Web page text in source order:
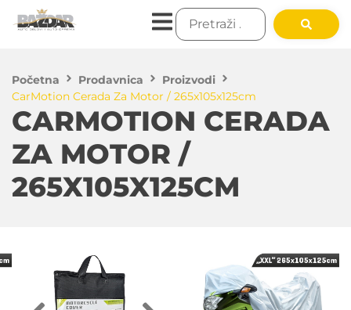
Početna Prodavnica
Proizvodi
CarMotion Cerada Za Motor / 265x105x125cm
CARMOTION CERADA
ZA MOTOR /
265X105X125CM
3,500.00RSD